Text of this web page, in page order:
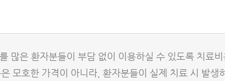
많은 환자분들이 부담 없이 이용하실 수 있도록 치료
모호한 가격이 아니라, 환자분들이 실제 치료 시 발생